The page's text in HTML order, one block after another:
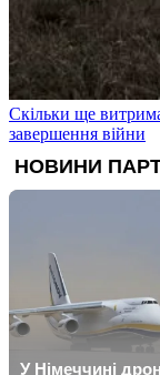
Скільки ще
завершення війни